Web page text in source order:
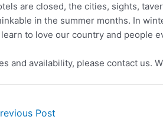
are closed, the cities, sights,
in the summer months. In
to love our country and people
and availability, please contact us.
Post